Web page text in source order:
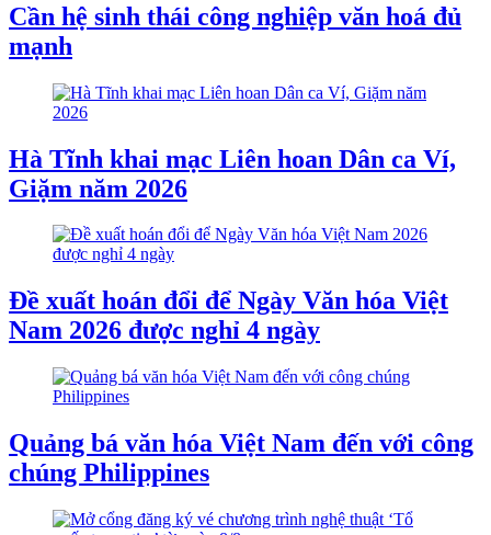
Cần hệ sinh thái công nghiệp văn hoá đủ
mạnh
Hà Tĩnh khai mạc Liên hoan Dân ca Ví,
Giặm năm 2026
Đề xuất hoán đổi để Ngày Văn hóa Việt
Nam 2026 được nghỉ 4 ngày
Quảng bá văn hóa Việt Nam đến với công
chúng Philippines